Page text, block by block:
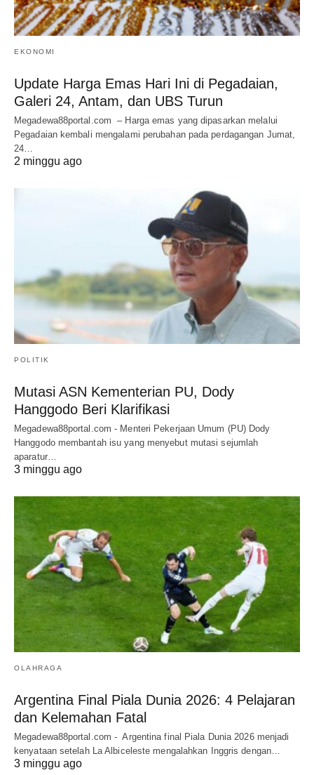
EKONOMI
Update Harga Emas Hari Ini di Pegadaian,
Galeri 24, Antam, dan UBS Turun
Megadewa88portal.com – Harga emas yang dipasarkan melalui
Pegadaian kembali mengalami perubahan pada perdagangan Jumat,
24…
2 minggu ago
POLITIK
Mutasi ASN Kementerian PU, Dody
Hanggodo Beri Klarifikasi
Megadewa88portal.com - Menteri Pekerjaan Umum (PU) Dody
Hanggodo membantah isu yang menyebut mutasi sejumlah
aparatur…
3 minggu ago
OLAHRAGA
Argentina Final Piala Dunia 2026: 4 Pelajaran
dan Kelemahan Fatal
Megadewa88portal.com - Argentina final Piala Dunia 2026 menjadi
kenyataan setelah La Albiceleste mengalahkan Inggris dengan…
3 minggu ago